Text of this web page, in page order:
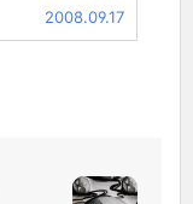
2008.09.17